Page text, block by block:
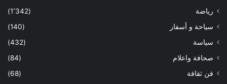
رياضة
(1٬342)
سياحة و أسفار
(140)
سياسة
(432)
صحافة واعلام
(84)
فن ثقافة
(68)